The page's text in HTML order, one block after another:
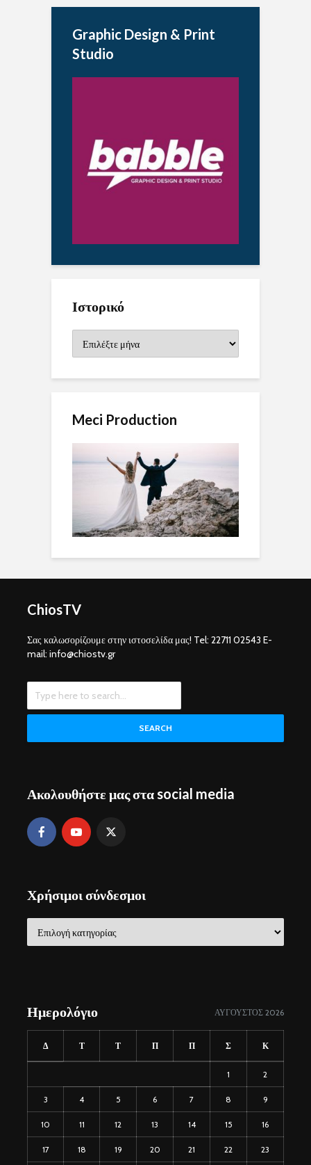
Graphic Design & Print
Studio
Ιστορικό
Meci Production
ChiosTV
Σας καλωσορίζουμε στην ιστοσελίδα μας! Tel: 22711 02543 E-
mail: info@chiostv.gr
SEARCH
Ακολουθήστε μας στα social media
Χρήσιμοι σύνδεσμοι
σύνδεσμοι
Ημερολόγιο ΑΎΓΟΥΣΤΟΣ 2026
Δ Τ Τ Π Π Σ Κ
1 2
3 4 5 6 7 8 9
10 11 12 13 14 15 16
17 18 19 20 21 22 23